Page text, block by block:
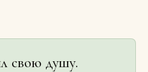
свою душу.